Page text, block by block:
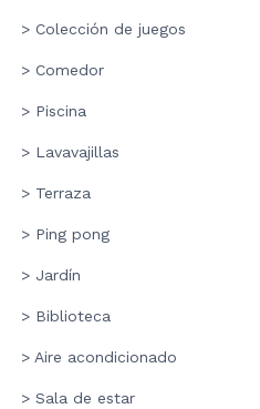
> Colección de juegos
> Comedor
> Piscina
> Lavavajillas
> Terraza
> Ping pong
> Jardín
> Biblioteca
> Aire acondicionado
> Sala de estar